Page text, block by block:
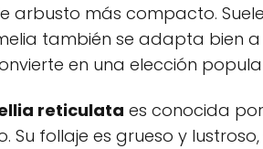
arbusto más compacto.
también se adapta bien
en una elección
reticulata es conocida
Su follaje es grueso y